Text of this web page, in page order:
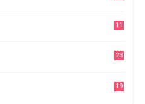
11
23
19